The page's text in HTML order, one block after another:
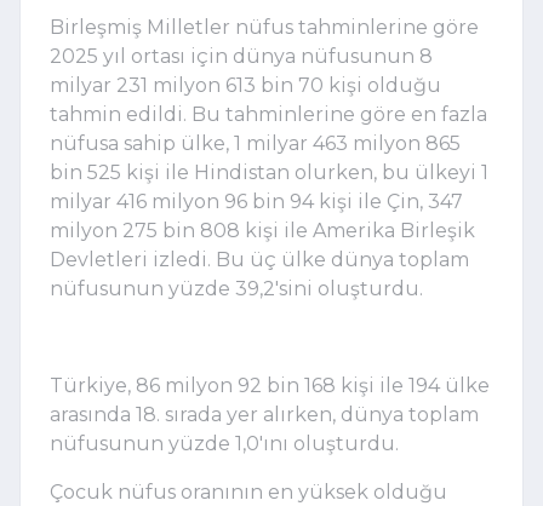
Birleşmiş Milletler nüfus tahminlerine göre
2025 yıl ortası için dünya nüfusunun 8
milyar 231 milyon 613 bin 70 kişi olduğu
tahmin edildi. Bu tahminlerine göre en fazla
nüfusa sahip ülke, 1 milyar 463 milyon 865
bin 525 kişi ile Hindistan olurken, bu ülkeyi 1
milyar 416 milyon 96 bin 94 kişi ile Çin, 347
milyon 275 bin 808 kişi ile Amerika Birleşik
Devletleri izledi. Bu üç ülke dünya toplam
nüfusunun yüzde 39,2'sini oluşturdu.
Türkiye, 86 milyon 92 bin 168 kişi ile 194 ülke
arasında 18. sırada yer alırken, dünya toplam
nüfusunun yüzde 1,0'ını oluşturdu.
Çocuk nüfus oranının en yüksek olduğu